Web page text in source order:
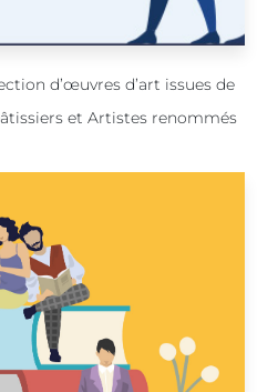
d’œuvres d’art issues de
et Artistes renommés